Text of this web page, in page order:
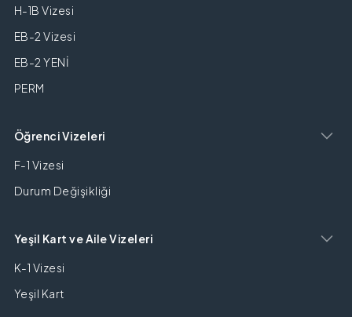
H-1B Vizesi
EB-2 Vizesi
EB-2 YENİ
PERM
Öğrenci Vizeleri
F-1 Vizesi
Durum Değişikliği
Yeşil Kart ve Aile Vizeleri
K-1 Vizesi
Yeşil Kart